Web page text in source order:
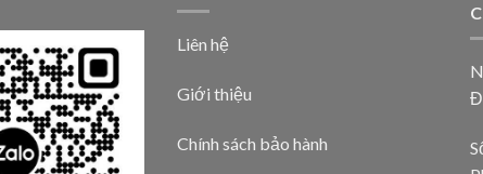
Liên hệ
Giới thiệu
Chính sách bảo hành